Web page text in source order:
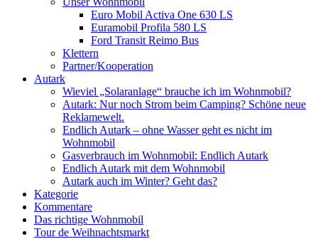
Euro Mobil Activa One 630 LS
Euramobil Profila 580 LS
Ford Transit Reimo Bus
Klettern
Partner/Kooperation
Autark
Wieviel „Solaranlage“ brauche ich im Wohnmobil?
Autark: Nur noch Strom beim Camping? Schöne neue
Reklamewelt.
Endlich Autark – ohne Wasser geht es nicht im
Wohnmobil
Gasverbrauch im Wohnmobil: Endlich Autark
Endlich Autark mit dem Wohnmobil
Autark auch im Winter? Geht das?
Kategorie
Kommentare
Das richtige Wohnmobil
Tour de Weihnachtsmarkt